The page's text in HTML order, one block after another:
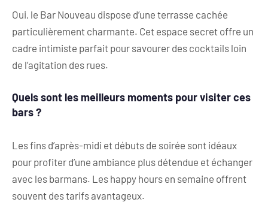
Oui, le Bar Nouveau dispose d’une terrasse cachée
particulièrement charmante. Cet espace secret offre un
cadre intimiste parfait pour savourer des cocktails loin
de l’agitation des rues.
Quels sont les meilleurs moments pour visiter ces
bars ?
Les fins d’après-midi et débuts de soirée sont idéaux
pour profiter d’une ambiance plus détendue et échanger
avec les barmans. Les happy hours en semaine offrent
souvent des tarifs avantageux.